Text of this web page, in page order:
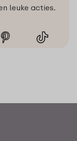
leuke acties.